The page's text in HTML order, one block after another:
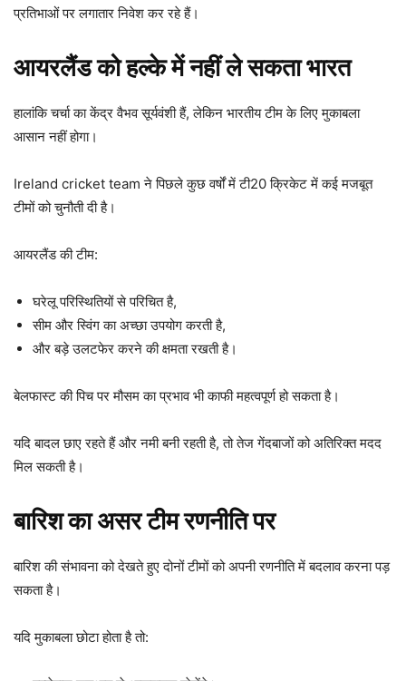
प्रतिभाओं पर लगातार निवेश कर रहे हैं।
आयरलैंड को हल्के में नहीं ले सकता भारत
हालांकि चर्चा का केंद्र वैभव सूर्यवंशी हैं, लेकिन भारतीय टीम के लिए मुकाबला
आसान नहीं होगा।
Ireland cricket team ने पिछले कुछ वर्षों में टी20 क्रिकेट में कई मजबूत
टीमों को चुनौती दी है।
आयरलैंड की टीम:
घरेलू परिस्थितियों से परिचित है,
सीम और स्विंग का अच्छा उपयोग करती है,
और बड़े उलटफेर करने की क्षमता रखती है।
बेलफास्ट की पिच पर मौसम का प्रभाव भी काफी महत्वपूर्ण हो सकता है।
यदि बादल छाए रहते हैं और नमी बनी रहती है, तो तेज गेंदबाजों को अतिरिक्त मदद
मिल सकती है।
बारिश का असर टीम रणनीति पर
बारिश की संभावना को देखते हुए दोनों टीमों को अपनी रणनीति में बदलाव करना पड़
सकता है।
यदि मुकाबला छोटा होता है तो: